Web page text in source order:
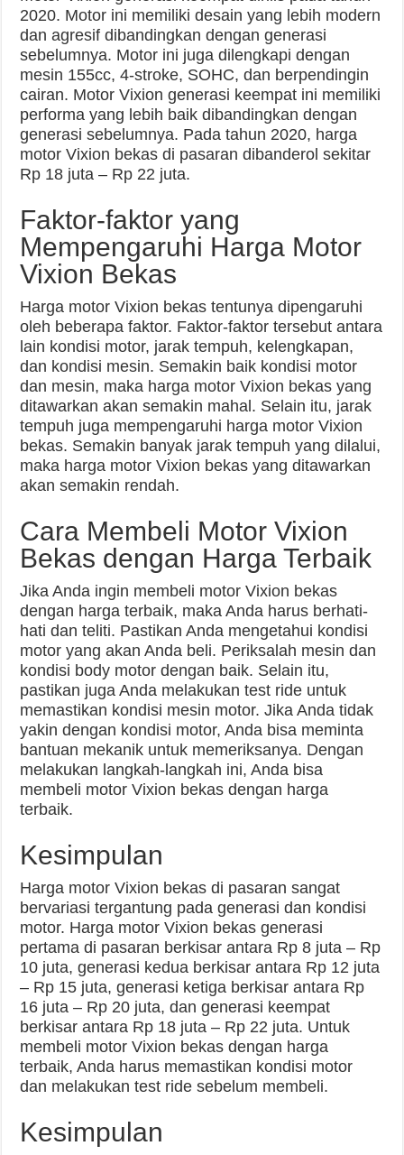
2020. Motor ini memiliki desain yang lebih modern
dan agresif dibandingkan dengan generasi
sebelumnya. Motor ini juga dilengkapi dengan
mesin 155cc, 4-stroke, SOHC, dan berpendingin
cairan. Motor Vixion generasi keempat ini memiliki
performa yang lebih baik dibandingkan dengan
generasi sebelumnya. Pada tahun 2020, harga
motor Vixion bekas di pasaran dibanderol sekitar
Rp 18 juta – Rp 22 juta.
Faktor-faktor yang
Mempengaruhi Harga Motor
Vixion Bekas
Harga motor Vixion bekas tentunya dipengaruhi
oleh beberapa faktor. Faktor-faktor tersebut antara
lain kondisi motor, jarak tempuh, kelengkapan,
dan kondisi mesin. Semakin baik kondisi motor
dan mesin, maka harga motor Vixion bekas yang
ditawarkan akan semakin mahal. Selain itu, jarak
tempuh juga mempengaruhi harga motor Vixion
bekas. Semakin banyak jarak tempuh yang dilalui,
maka harga motor Vixion bekas yang ditawarkan
akan semakin rendah.
Cara Membeli Motor Vixion
Bekas dengan Harga Terbaik
Jika Anda ingin membeli motor Vixion bekas
dengan harga terbaik, maka Anda harus berhati-
hati dan teliti. Pastikan Anda mengetahui kondisi
motor yang akan Anda beli. Periksalah mesin dan
kondisi body motor dengan baik. Selain itu,
pastikan juga Anda melakukan test ride untuk
memastikan kondisi mesin motor. Jika Anda tidak
yakin dengan kondisi motor, Anda bisa meminta
bantuan mekanik untuk memeriksanya. Dengan
melakukan langkah-langkah ini, Anda bisa
membeli motor Vixion bekas dengan harga
terbaik.
Kesimpulan
Harga motor Vixion bekas di pasaran sangat
bervariasi tergantung pada generasi dan kondisi
motor. Harga motor Vixion bekas generasi
pertama di pasaran berkisar antara Rp 8 juta – Rp
10 juta, generasi kedua berkisar antara Rp 12 juta
– Rp 15 juta, generasi ketiga berkisar antara Rp
16 juta – Rp 20 juta, dan generasi keempat
berkisar antara Rp 18 juta – Rp 22 juta. Untuk
membeli motor Vixion bekas dengan harga
terbaik, Anda harus memastikan kondisi motor
dan melakukan test ride sebelum membeli.
Kesimpulan